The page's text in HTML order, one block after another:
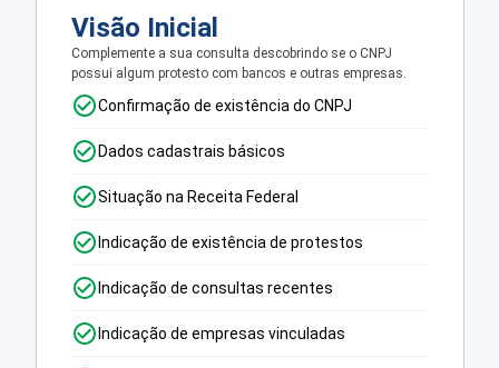
Visão Inicial
Complemente a sua consulta descobrindo se o CNPJ
possui algum protesto com bancos e outras empresas.
Confirmação de existência do CNPJ
Dados cadastrais básicos
Situação na Receita Federal
Indicação de existência de protestos
Indicação de consultas recentes
Indicação de empresas vinculadas